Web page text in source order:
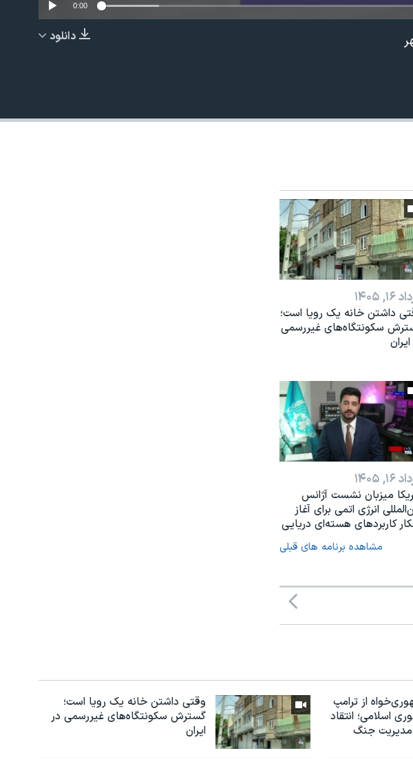
EMBED
0:00
دانلود
۱۴۰۵
داشتن خانه یک رویا است؛
سکونتگاه‌های غیررسمی
۱۴۰۵
میزبان نشست آژانس
انرژی اتمی برای آغاز
کاربردهای هسته‌ای دریایی
مشاهده برنامه های قبلی
از ترامپ
اسلامی؛ انتقاد
مدیریت جنگ
وقتی داشتن خانه یک رویا است؛
گسترش سکونتگاه‌های غیررسمی در
ایران